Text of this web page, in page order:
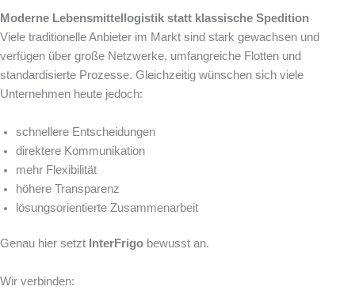
Moderne Lebensmittellogistik statt klassische Spedition
Viele traditionelle Anbieter im Markt sind stark gewachsen und
verfügen über große Netzwerke, umfangreiche Flotten und
standardisierte Prozesse. Gleichzeitig wünschen sich viele
Unternehmen heute jedoch:
schnellere Entscheidungen
direktere Kommunikation
mehr Flexibilität
höhere Transparenz
lösungsorientierte Zusammenarbeit
Genau hier setzt InterFrigo bewusst an.
Wir verbinden: